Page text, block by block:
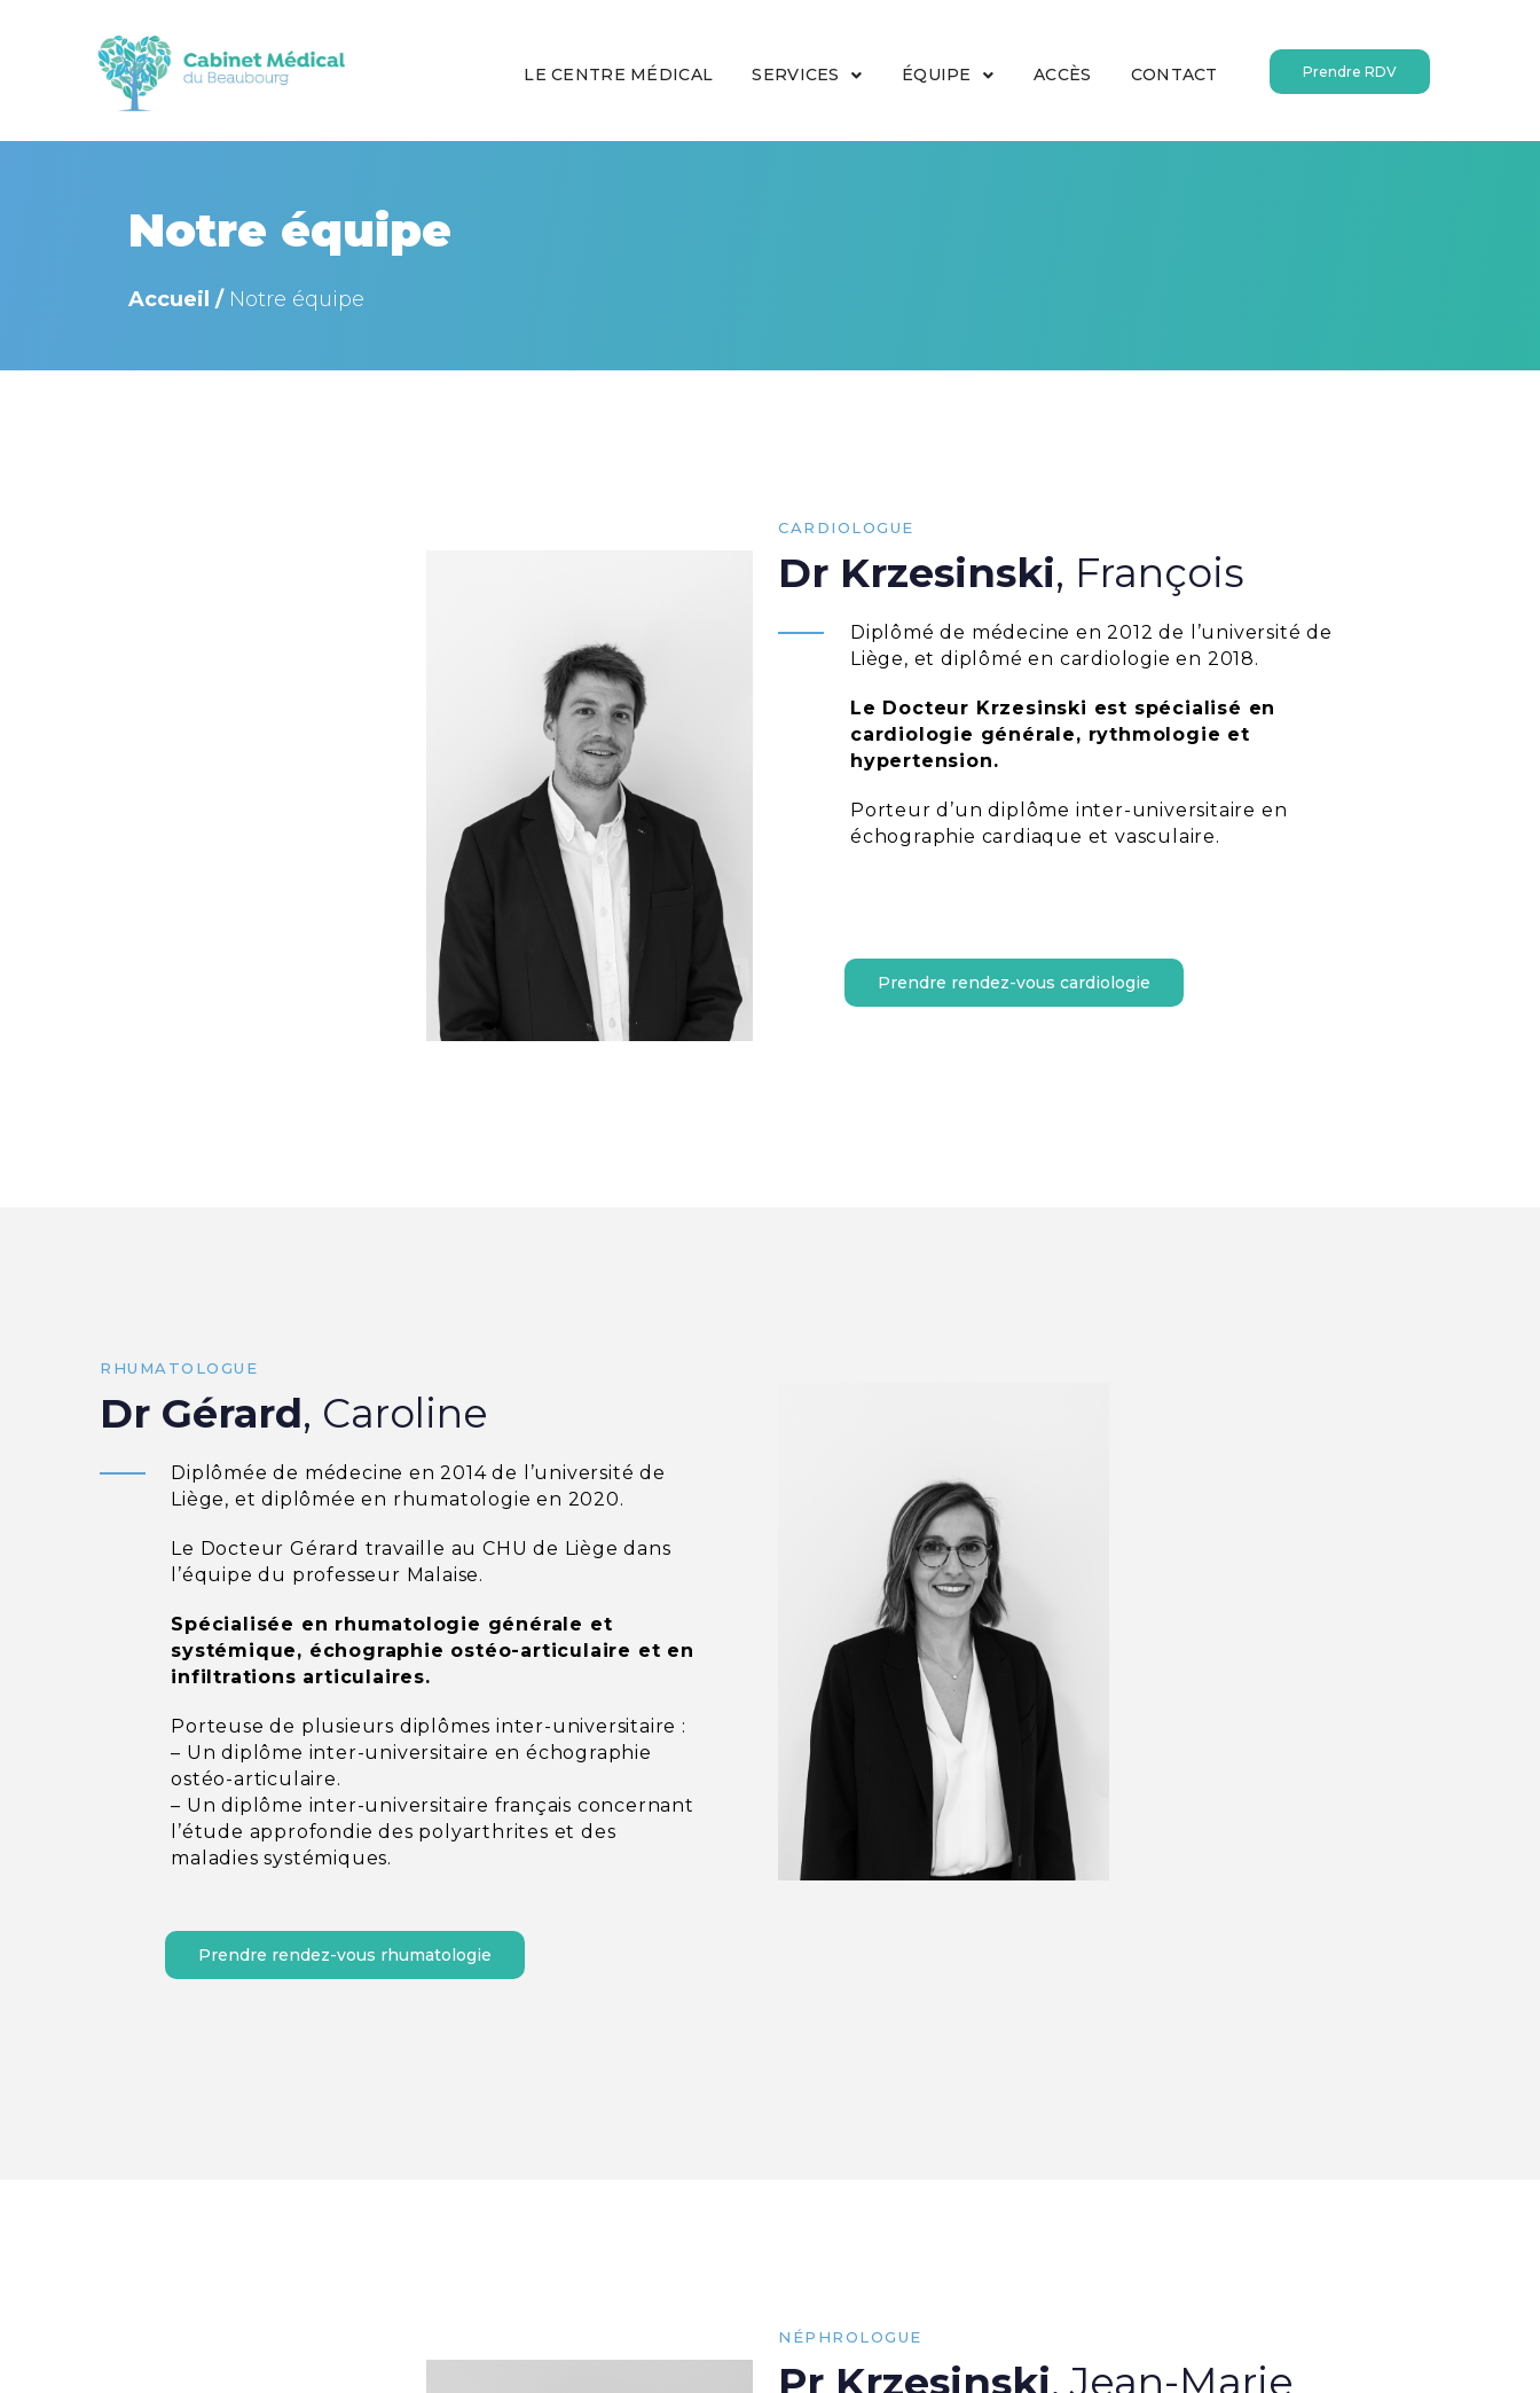
LE CENTRE MÉDICAL SERVICES ÉQUIPE ACCÈS CONTACT Prendre RDV
Notre équipe
Accueil /Notre équipe
CARDIOLOGUE
Dr Krzesinski, François
Diplômé de médecine en 2012 de l’université de
Liège, et diplômé en cardiologie en 2018.
Le Docteur Krzesinski est spécialisé en
cardiologie générale, rythmologie et
hypertension.
Porteur d’un diplôme inter-universitaire en
échographie cardiaque et vasculaire.
Prendre rendez-vous cardiologie
RHUMATOLOGUE
Dr Gérard, Caroline
Diplômée de médecine en 2014 de l’université de
Liège, et diplômée en rhumatologie en 2020.
Le Docteur Gérard travaille au CHU de Liège dans
l’équipe du professeur Malaise.
Spécialisée en rhumatologie générale et
systémique, échographie ostéo-articulaire et en
infiltrations articulaires.
Porteuse de plusieurs diplômes inter-universitaire :
– Un diplôme inter-universitaire en échographie
ostéo-articulaire.
– Un diplôme inter-universitaire français concernant
l’étude approfondie des polyarthrites et des
maladies systémiques.
Prendre rendez-vous rhumatologie
NÉPHROLOGUE
Pr Krzesinski, Jean-Marie